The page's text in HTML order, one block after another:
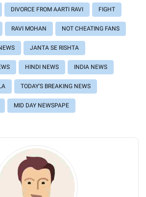
DIVORCE FROM AARTI RAVI FIGHT
RAVI MOHAN NOT CHEATING FANS
JANTA SE RISHTA
HINDI NEWS INDIA NEWS
TODAY'S BREAKING NEWS
MID DAY NEWSPAPE